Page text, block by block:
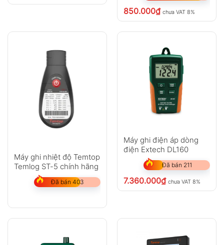
850.000₫ chưa VAT 8%
Máy ghi nhiệt độ Temtop
Temlog ST-5 chính hãng
Đã bán 403
Máy ghi điện áp dòng
điện Extech DL160
Đã bán 211
7.360.000₫ chưa VAT 8%